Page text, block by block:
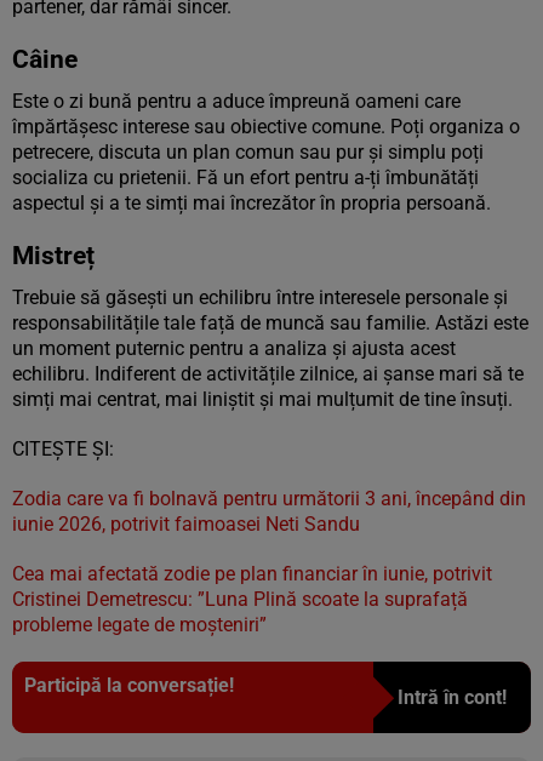
partener, dar rămâi sincer.
Câine
Este o zi bună pentru a aduce împreună oameni care
împărtășesc interese sau obiective comune. Poți organiza o
petrecere, discuta un plan comun sau pur și simplu poți
socializa cu prietenii. Fă un efort pentru a-ți îmbunătăți
aspectul și a te simți mai încrezător în propria persoană.
Mistreț
Trebuie să găsești un echilibru între interesele personale și
responsabilitățile tale față de muncă sau familie. Astăzi este
un moment puternic pentru a analiza și ajusta acest
echilibru. Indiferent de activitățile zilnice, ai șanse mari să te
simți mai centrat, mai liniștit și mai mulțumit de tine însuți.
CITEȘTE ȘI:
Zodia care va fi bolnavă pentru următorii 3 ani, începând din
iunie 2026, potrivit faimoasei Neti Sandu
Cea mai afectată zodie pe plan financiar în iunie, potrivit
Cristinei Demetrescu: ”Luna Plină scoate la suprafață
probleme legate de moșteniri”
Participă la conversație!
Intră în cont!